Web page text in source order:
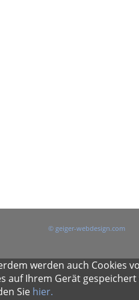
© geiger-webdesign.com
werden auch Cookies
auf Ihrem Gerät
Sie hier.